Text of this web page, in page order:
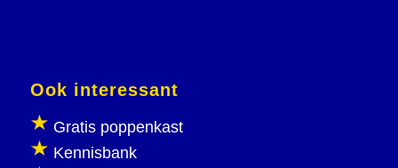
Ook interessant
Gratis poppenkast
Kennisbank